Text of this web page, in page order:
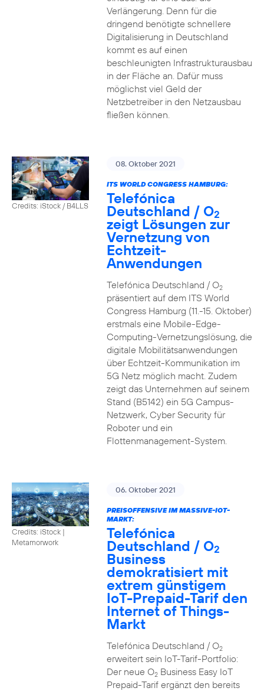
Verlängerung. Denn für die
dringend benötigte schnellere
Digitalisierung in Deutschland
kommt es auf einen
beschleunigten Infrastrukturausbau
in der Fläche an. Dafür muss
möglichst viel Geld der
Netzbetreiber in den Netzausbau
fließen können.
Credits: iStock / B4LLS
08. Oktober 2021
ITS WORLD CONGRESS HAMBURG:
Telefónica
Deutschland / O2
zeigt Lösungen zur
Vernetzung von
Echtzeit-
Anwendungen
Telefónica Deutschland / O2
präsentiert auf dem ITS World
Congress Hamburg (11.-15. Oktober)
erstmals eine Mobile-Edge-
Computing-Vernetzungslösung, die
digitale Mobilitätsanwendungen
über Echtzeit-Kommunikation im
5G Netz möglich macht. Zudem
zeigt das Unternehmen auf seinem
Stand (B5142) ein 5G Campus-
Netzwerk, Cyber Security für
Roboter und ein
Flottenmanagement-System.
Credits: iStock |
Metamorwork
06. Oktober 2021
PREISOFFENSIVE IM MASSIVE-IOT-
MARKT:
Telefónica
Deutschland / O2
Business
demokratisiert mit
extrem günstigem
IoT-Prepaid-Tarif den
Internet of Things-
Markt
Telefónica Deutschland / O2
erweitert sein IoT-Tarif-Portfolio:
Der neue O2Business Easy IoT
Prepaid-Tarif ergänzt den bereits